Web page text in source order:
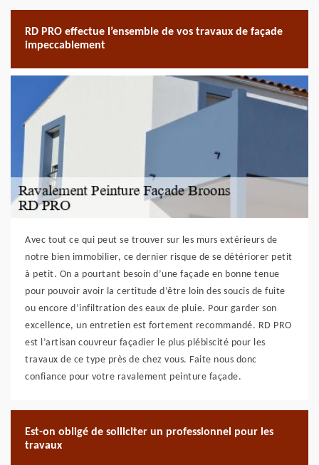
RD PRO effectue l’ensemble de vos travaux de façade
impeccablement
Avec tout ce qui peut se trouver sur les murs extérieurs de
notre bien immobilier, ce dernier risque de se détériorer petit
à petit. On a pourtant besoin d’une façade en bonne tenue
pour pouvoir avoir la certitude d’être loin des soucis de fuite
ou encore d’infiltration des eaux de pluie. Pour garder son
excellence, un entretien est fortement recommandé. RD PRO
est l’artisan couvreur façadier le plus plébiscité pour les
travaux de ce type près de chez vous. Faite nous donc
confiance pour votre ravalement peinture façade.
Est-on obligé de solliciter un professionnel pour les
travaux